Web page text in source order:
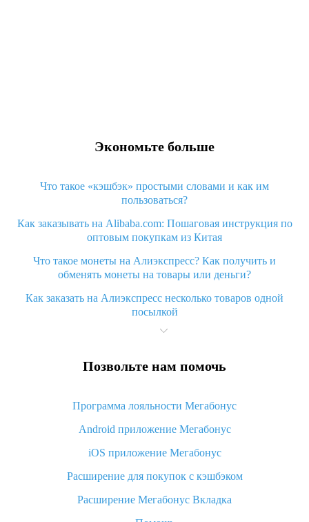
Экономьте больше
Что такое «кэшбэк» простыми словами и как им
пользоваться?
Как заказывать на Alibaba.com: Пошаговая инструкция по
оптовым покупкам из Китая
Что такое монеты на Алиэкспресс? Как получить и
обменять монеты на товары или деньги?
Как заказать на Алиэкспресс несколько товаров одной
посылкой
Что значит статус «Заказ закрыт» на Алиэкспресс и что
Что делать, если Алиэкспресс просит ввести паспортные
Как узнать, куда пришла посылка с Алиэкспресс
Вы отменили заказ на Алиэкспресс, когда вернут деньги?
Что такое баллы на Алиэкспресс, как их получить и
«AliExpress Standard Shipping»: что это за метод доставки и
как его отслеживать
Позвольте нам помочь
Программа лояльности Мегабонус
Android приложение Мегабонус
iOS приложение Мегабонус
Расширение для покупок с кэшбэком
Расширение Мегабонус Вкладка